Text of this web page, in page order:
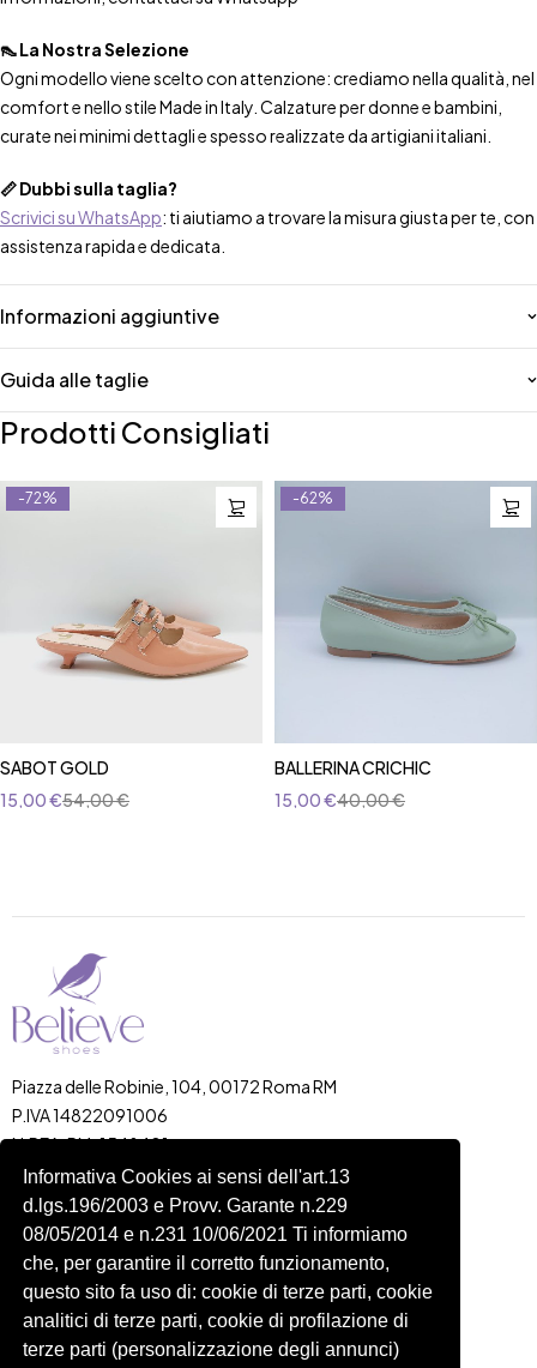
Informativa Cookies ai sensi dell'art.13
d.lgs.196/2003 e Provv. Garante n.229
08/05/2014 e n.231 10/06/2021 Ti informiamo
che, per garantire il corretto funzionamento,
questo sito fa uso di: cookie di terze parti, cookie
analitici di terze parti, cookie di profilazione di
terze parti (personalizzazione degli annunci)
👠 La Nostra Selezione
Ogni modello viene scelto con attenzione: crediamo nella qualità, nel
comfort e nello stile Made in Italy. Calzature per donne e bambini,
curate nei minimi dettagli e spesso realizzate da artigiani italiani.
📏 Dubbi sulla taglia?
Scrivici su WhatsApp: ti aiutiamo a trovare la misura giusta per te, con
assistenza rapida e dedicata.
Informazioni aggiuntive
Guida alle taglie
Prodotti Consigliati
-72%
SABOT GOLD
54,00€
15,00€
-62%
BALLERINA CRICHIC
40,00€
15,00€
Piazza delle Robinie, 104, 00172 Roma RM
P.IVA 14822091006
N.REA: RM-1548401
C.SOCIALE: €10,00
334 918 4321
Shop
Shop
Donna
Bambini
Account
Carrello
Profilo
Ordini